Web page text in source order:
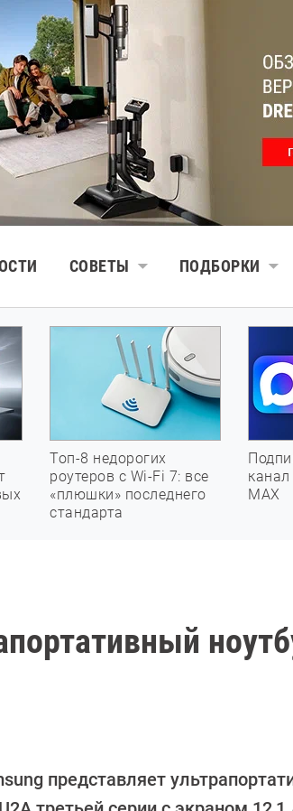
СОВЕТЫ ПОДБОРКИ
Топ-8 недорогих
роутеров с Wi-Fi 7: все
«плюшки» последнего
стандарта
МАХ
представляет